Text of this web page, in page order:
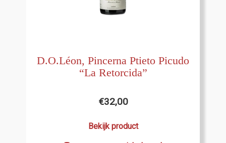
D.O.Léon, Pincerna Ptieto Picudo
“La Retorcida”
€32,00
Bekijk product